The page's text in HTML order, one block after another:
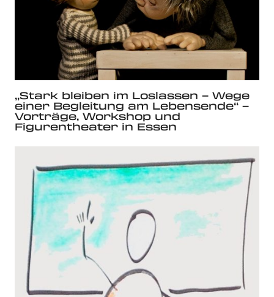
„Stark bleiben im Loslassen – Wege
einer Begleitung am Lebensende“ –
Vorträge, Workshop und
Figurentheater in Essen